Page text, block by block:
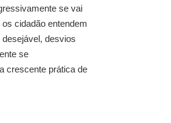
se vai
cidadão entendem
desvios
se
crescente prática de